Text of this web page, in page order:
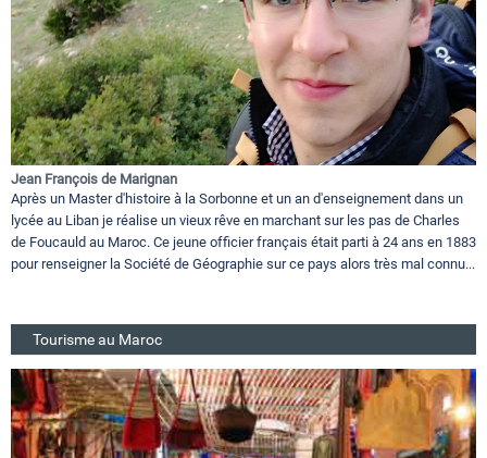
Jean François de Marignan
Après un Master d'histoire à la Sorbonne et un an d'enseignement dans un
lycée au Liban je réalise un vieux rêve en marchant sur les pas de Charles
de Foucauld au Maroc. Ce jeune officier français était parti à 24 ans en 1883
pour renseigner la Société de Géographie sur ce pays alors très mal connu...
Tourisme au Maroc